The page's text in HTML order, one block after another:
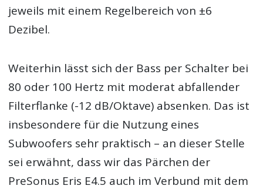
jeweils mit einem Regelbereich von ±6
Dezibel.
Weiterhin lässt sich der Bass per Schalter bei
80 oder 100 Hertz mit moderat abfallender
Filterflanke (-12 dB/Oktave) absenken. Das ist
insbesondere für die Nutzung eines
Subwoofers sehr praktisch – an dieser Stelle
sei erwähnt, dass wir das Pärchen der
PreSonus Eris E4.5 auch im Verbund mit dem